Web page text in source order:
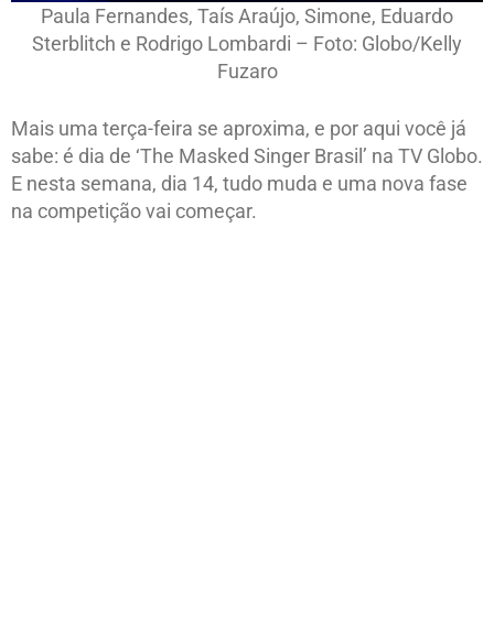
Paula Fernandes, Taís Araújo, Simone, Eduardo
Sterblitch e Rodrigo Lombardi – Foto: Globo/Kelly
Fuzaro
Mais uma terça-feira se aproxima, e por aqui você já
sabe: é dia de ‘The Masked Singer Brasil’ na TV Globo.
E nesta semana, dia 14, tudo muda e uma nova fase
na competição vai começar.